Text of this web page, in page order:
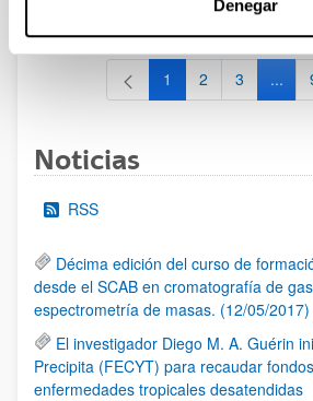
Denegar
al 30/07/2026 (ambos incluídos)
Página
1 Página
2 Página
3 ...
Noticias
RSS
Décima edición del curso de
desde el SCAB en cromatografía de
espectrometría de masas. (12/05/2017)
El investigador Diego M. A. Guérin
Precipita (FECYT) para recaudar
enfermedades tropicales desatendidas